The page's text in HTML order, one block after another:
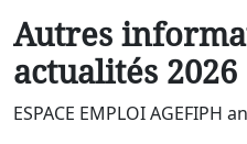
Autres
actualités 2026
ESPACE EMPLOI AGEFIPH